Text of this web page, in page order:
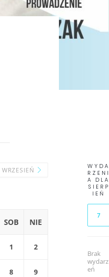
WRZESIEŃ
SOB NIE
1 2
8 9
A
SIERP
IEŃ
7
Brak
wydarz
eń